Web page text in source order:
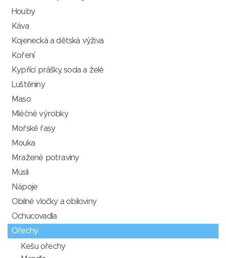
Houby
Káva
Kojenecká a dětská výživa
Koření
Kypřící prášky, soda a želé
Luštěniny
Maso
Mléčné výrobky
Mořské řasy
Mouka
Mražené potraviny
Müsli
Nápoje
Obilné vločky a obiloviny
Ochucovadla
Ořechy
Kešu ořechy